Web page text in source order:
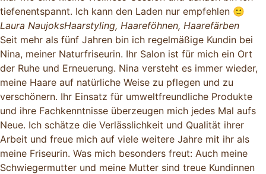
tiefenentspannt. Ich kann den Laden nur empfehlen 🙂
Laura NaujoksHaarstyling, Haareföhnen, Haarefärben
Seit mehr als fünf Jahren bin ich regelmäßige Kundin bei
Nina, meiner Naturfriseurin. Ihr Salon ist für mich ein Ort
der Ruhe und Erneuerung. Nina versteht es immer wieder,
meine Haare auf natürliche Weise zu pflegen und zu
verschönern. Ihr Einsatz für umweltfreundliche Produkte
und ihre Fachkenntnisse überzeugen mich jedes Mal aufs
Neue. Ich schätze die Verlässlichkeit und Qualität ihrer
Arbeit und freue mich auf viele weitere Jahre mit ihr als
meine Friseurin. Was mich besonders freut: Auch meine
Schwiegermutter und meine Mutter sind treue Kundinnen